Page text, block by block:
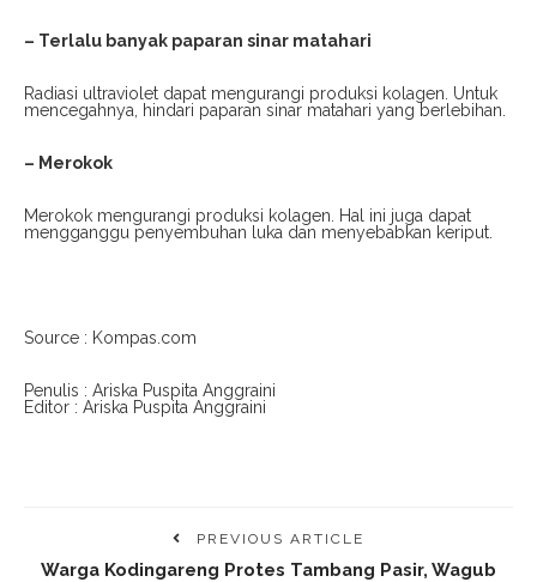
– Terlalu banyak paparan sinar matahari
Radiasi ultraviolet dapat mengurangi produksi kolagen. Untuk
mencegahnya, hindari paparan sinar matahari yang berlebihan.
– Merokok
Merokok mengurangi produksi kolagen. Hal ini juga dapat
mengganggu penyembuhan luka dan menyebabkan keriput.
Source : Kompas.com
Penulis : Ariska Puspita Anggraini
Editor : Ariska Puspita Anggraini
PREVIOUS ARTICLE
Warga Kodingareng Protes Tambang Pasir, Wagub